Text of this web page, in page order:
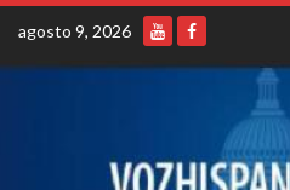
Skip
content
agosto 9, 2026